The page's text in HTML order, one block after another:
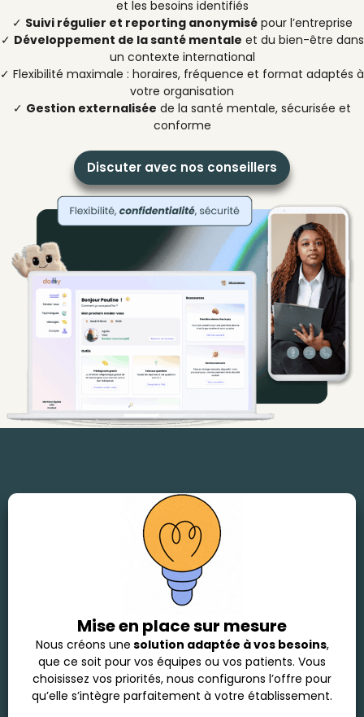
et les besoins identifiés
✓ Suivi régulier et reporting anonymisépour l’entreprise
✓ Développement de la santé mentale et du bien-être dans
un contexte international
✓ Flexibilité maximale : horaires, fréquence et format adaptés à
votre organisation
✓ Gestion externalisée de la santé mentale, sécurisée et
conforme
Discuter avec nos conseillers
Mise en place sur mesure
Nous créons une solution adaptée à vos besoins,
que ce soit pour vos équipes ou vos patients. Vous
choisissez vos priorités, nous configurons l’offre pour
qu’elle s’intègre parfaitement à votre établissement.